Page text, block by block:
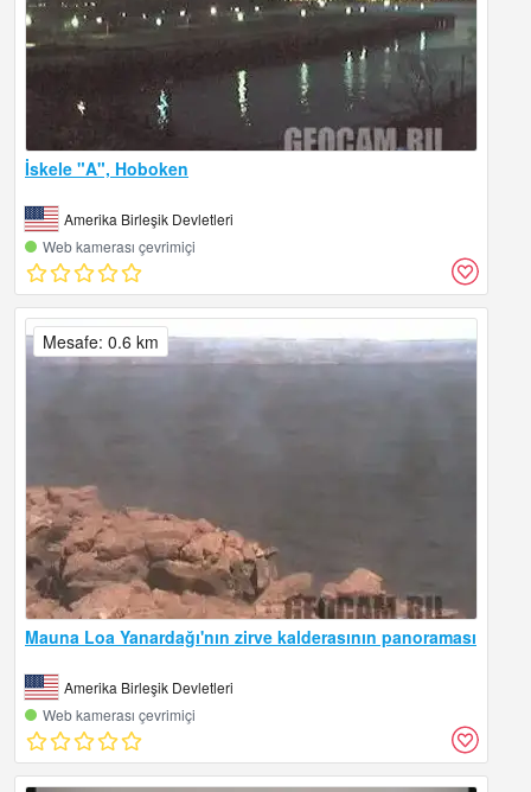
İskele "A", Hoboken
Amerika Birleşik Devletleri
Web kamerası çevrimiçi
Mauna Loa Yanardağı'nın zirve kalderasının panoraması
Amerika Birleşik Devletleri
Web kamerası çevrimiçi
Mesafe: 0.6 km